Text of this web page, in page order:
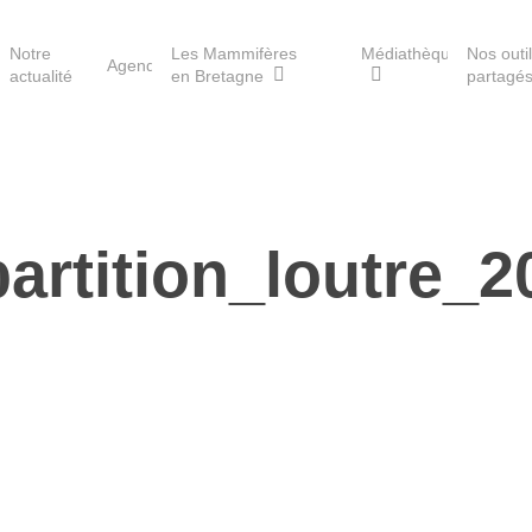
Les Havres de paix pour la
loutre
Notre
actualité
Agenda
Les Mammifères
en Bretagne
Médiathèque
Nos
partagés